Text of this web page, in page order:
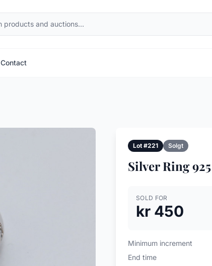
Contact
Lot #221 Solgt
Silver Ring
SOLD FOR
kr 450
Minimum increment
End time